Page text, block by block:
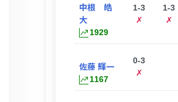
中根 皓
大
1929
1-3
✗
1-3
✗
佐藤 輝一
1167
0-3
✗